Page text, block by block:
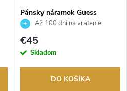
Pánsky náramok Guess
JUMB05015JWSTS
Až 100 dní na vrátenie
tovaru. Autorizovaný predajca.
€45
Skladom
DO KOŠÍKA